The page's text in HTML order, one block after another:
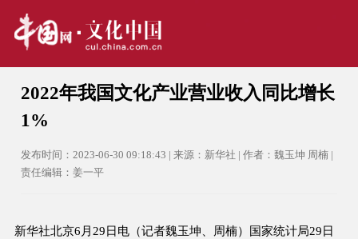
2022年我国文化产业营业收入同比增长
1%
发布时间：2023-06-30 09:18:43 | 来源：新华社 | 作者：魏玉坤 周楠 |
责任编辑：姜一平
新华社北京6月29日电（记者魏玉坤、周楠）国家统计局29日